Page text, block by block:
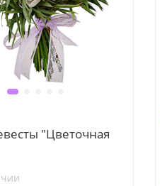
"Цветочная